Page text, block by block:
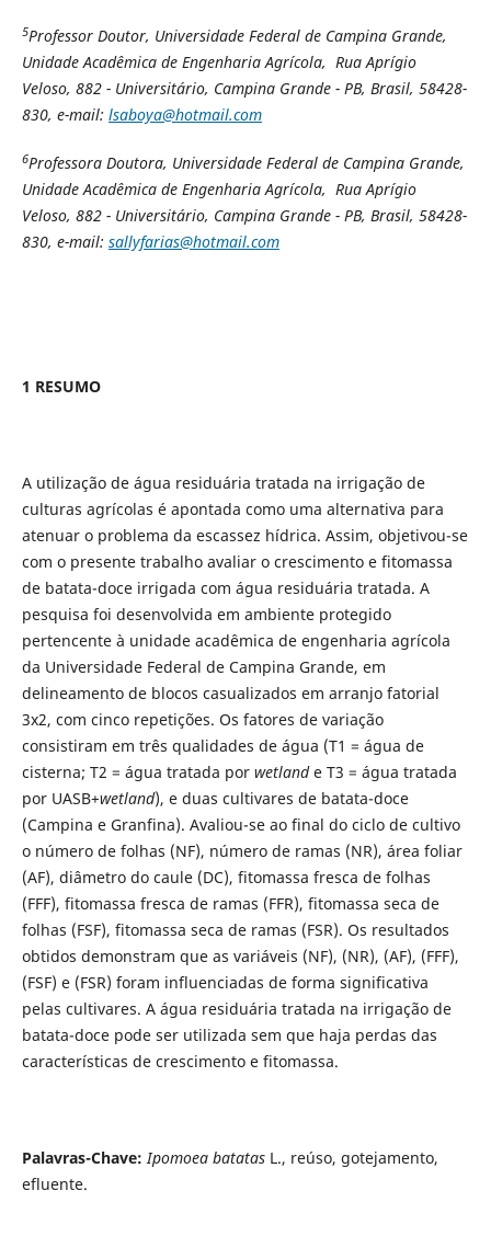
5Professor Doutor, Universidade Federal de Campina Grande,
Unidade Acadêmica de Engenharia Agrícola, Rua Aprígio
Veloso, 882 - Universitário, Campina Grande - PB, Brasil, 58428-
830, e-mail: lsaboya@hotmail.com
6Professora Doutora, Universidade Federal de Campina Grande,
Unidade Acadêmica de Engenharia Agrícola, Rua Aprígio
Veloso, 882 - Universitário, Campina Grande - PB, Brasil, 58428-
830, e-mail: sallyfarias@hotmail.com
1 RESUMO
A utilização de água residuária tratada na irrigação de
culturas agrícolas é apontada como uma alternativa para
atenuar o problema da escassez hídrica. Assim, objetivou-se
com o presente trabalho avaliar o crescimento e fitomassa
de batata-doce irrigada com água residuária tratada. A
pesquisa foi desenvolvida em ambiente protegido
pertencente à unidade acadêmica de engenharia agrícola
da Universidade Federal de Campina Grande, em
delineamento de blocos casualizados em arranjo fatorial
3x2, com cinco repetições. Os fatores de variação
consistiram em três qualidades de água (T1 = água de
cisterna; T2 = água tratada por wetlande T3 = água tratada
por UASB+wetland), e duas cultivares de batata-doce
(Campina e Granfina). Avaliou-se ao final do ciclo de cultivo
o número de folhas (NF), número de ramas (NR), área foliar
(AF), diâmetro do caule (DC), fitomassa fresca de folhas
(FFF), fitomassa fresca de ramas (FFR), fitomassa seca de
folhas (FSF), fitomassa seca de ramas (FSR). Os resultados
obtidos demonstram que as variáveis (NF), (NR), (AF), (FFF),
(FSF) e (FSR) foram influenciadas de forma significativa
pelas cultivares. A água residuária tratada na irrigação de
batata-doce pode ser utilizada sem que haja perdas das
características de crescimento e fitomassa.
Palavras-Chave: Ipomoea batatasL., reúso, gotejamento,
efluente.